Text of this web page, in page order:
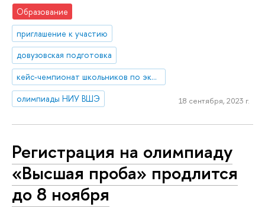
Образование
приглашение к участию
довузовская подготовка
кейс-чемпионат школьников по экономике и предпринимательству
олимпиады НИУ ВШЭ
18 сентября, 2023 г.
Регистрация на олимпиаду
«Высшая проба» продлится
до 8 ноября